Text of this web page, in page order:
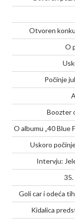
Otvoren
O
Počinje
Boozter
O albumu „40 Blue
Uskoro
Intervju:
35.
Goli car i odeća
Kidalica